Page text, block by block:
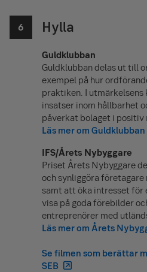
Hylla
Guldklubban
Guldklubban delas ut till
exempel på hur
praktiken. I
insatser inom hållbarhet
påverkat bolaget i positiv
Läs mer om Guldklubban
IFS/Årets Nybyggare
Priset Årets Nybyggare
och synliggöra företagare
samt att öka intresset för
visa på goda förebilder
entreprenörer med
Läs mer om Årets
Se filmen som berättar
SEB